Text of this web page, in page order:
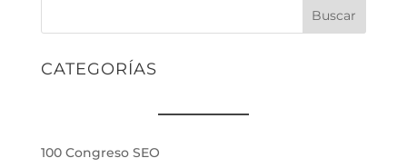
Buscar
CATEGORÍAS
100 Congreso SEO